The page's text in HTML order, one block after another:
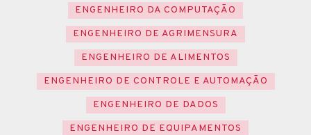
ENGENHEIRO DA COMPUTAÇÃO
ENGENHEIRO DE AGRIMENSURA
ENGENHEIRO DE ALIMENTOS
ENGENHEIRO DE CONTROLE E AUTOMAÇÃO
ENGENHEIRO DE DADOS
ENGENHEIRO DE EQUIPAMENTOS